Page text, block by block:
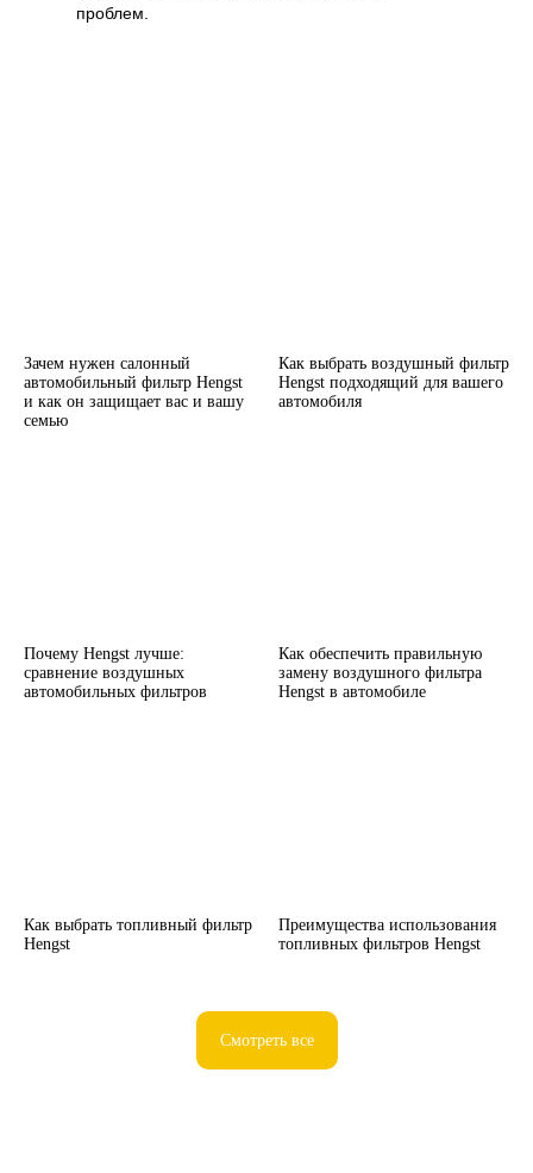
проблем.
Зачем нужен салонный
автомобильный фильтр Hengst
и как он защищает вас и вашу
семью
Как выбрать воздушный фильтр
Hengst подходящий для вашего
автомобиля
Почему Hengst лучше:
сравнение воздушных
автомобильных фильтров
Как обеспечить правильную
замену воздушного фильтра
Hengst в автомобиле
Как выбрать топливный фильтр
Hengst
Преимущества использования
топливных фильтров Hengst
Смотреть все